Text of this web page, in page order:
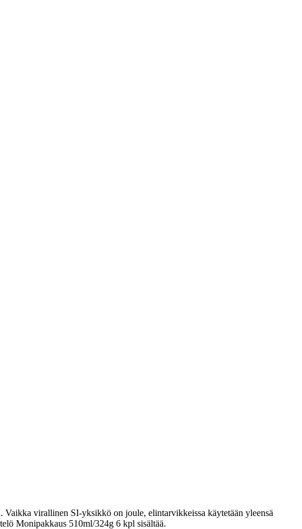
virallinen SI-yksikkö on joule, elintarvikkeissa käytetään yleensä
Monipakkaus 510ml/324g 6 kpl sisältää.